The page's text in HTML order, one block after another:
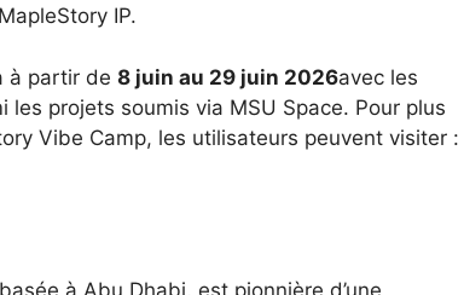
IP.
à partir de 8 juin au 29 juin 2026avec les
projets soumis via MSU Space. Pour plus
Vibe Camp, les utilisateurs peuvent visiter :
à Abu Dhabi, est pionnière d’une